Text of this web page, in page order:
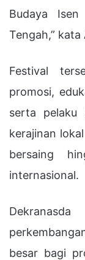
Budaya
Tengah,” kata
Festival
promosi,
serta pelaku
kerajinan
bersaing
internasional.
besar bagi